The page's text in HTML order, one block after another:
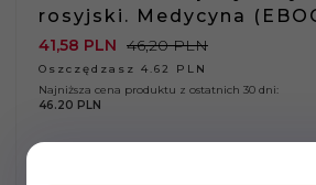
rosyjski. Medycyna
41,58 PLN 46,20 PLN
Oszczędzasz 4.62 PLN
Najniższa cena produktu z ostatnich 30 dni:
46.20 PLN